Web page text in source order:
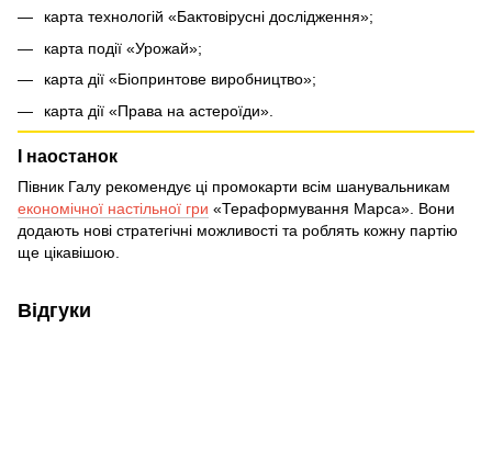
карта технологій «Бактовірусні дослідження»;
карта події «Урожай»;
карта дії «Біопринтове виробництво»;
карта дії «Права на астероїди».
І наостанок
Півник Галу рекомендує ці промокарти всім шанувальникам
економічної настільної гри «Тераформування Марса». Вони
додають нові стратегічні можливості та роблять кожну партію
ще цікавішою.
Відгуки